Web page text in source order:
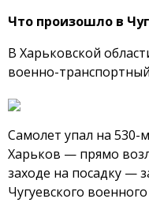
Что произошло в
В Харьковской
военно-
Самолет упал на 530-
Харьков — прямо
заходе на посадку —
Чугуевского